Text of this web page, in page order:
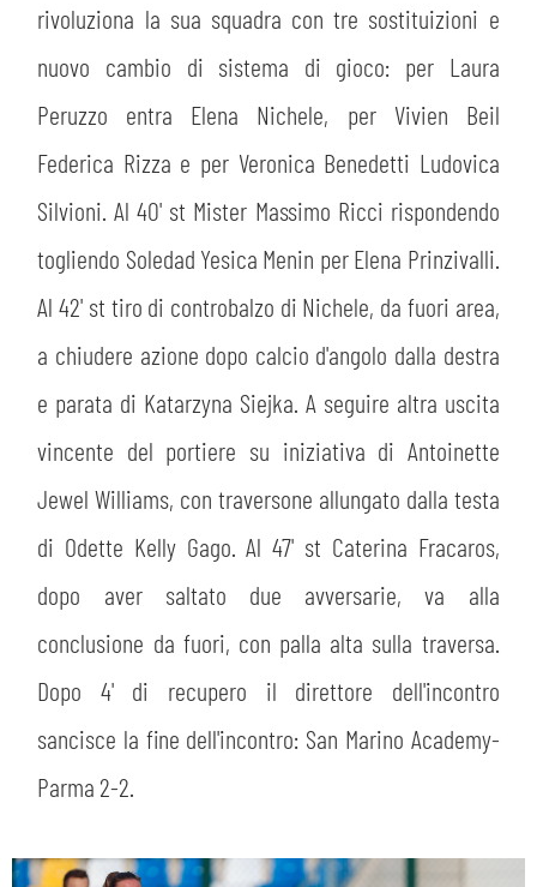
rivoluziona la sua squadra con tre sostituizioni e
nuovo cambio di sistema di gioco: per Laura
Peruzzo entra Elena Nichele, per Vivien Beil
Federica Rizza e per Veronica Benedetti Ludovica
Silvioni. Al 40' st Mister Massimo Ricci rispondendo
togliendo Soledad Yesica Menin per Elena Prinzivalli.
Al 42' st tiro di controbalzo di Nichele, da fuori area,
a chiudere azione dopo calcio d'angolo dalla destra
e parata di Katarzyna Siejka. A seguire altra uscita
vincente del portiere su iniziativa di Antoinette
Jewel Williams, con traversone allungato dalla testa
di Odette Kelly Gago. Al 47' st Caterina Fracaros,
dopo aver saltato due avversarie, va alla
conclusione da fuori, con palla alta sulla traversa.
Dopo 4' di recupero il direttore dell'incontro
sancisce la fine dell'incontro: San Marino Academy-
Parma 2-2.